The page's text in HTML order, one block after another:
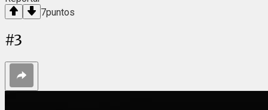
7puntos
#3